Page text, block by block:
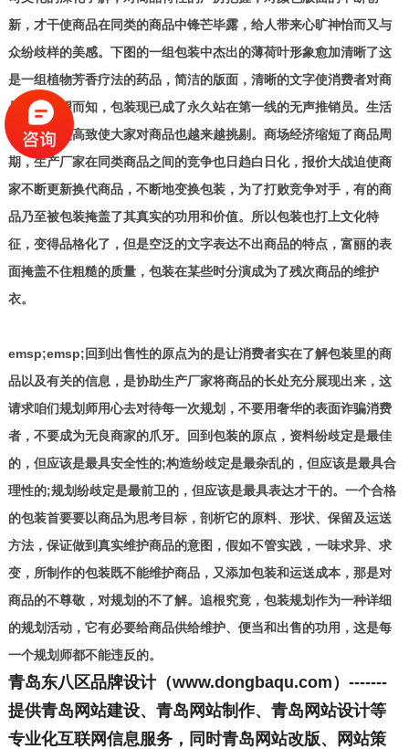
新，才干使商品在同类的商品中锋芒毕露，给人带来心旷神怡而又与
众纷歧样的美感。下图的一组包装中杰出的薄荷叶形象愈加清晰了这
是一组植物芳香疗法的药品，简洁的版面，清晰的文字使消费者对商
品类别一望而知，包装现已成了永久站在第一线的无声推销员。生活
水平不断提高致使大家对商品也越来越挑剔。商场经济缩短了商品周
期，生产厂家在同类商品之间的竞争也日趋白日化，报价大战迫使商
家不断更新换代商品，不断地变换包装，为了打败竞争对手，有的商
品乃至被包装掩盖了其真实的功用和价值。所以包装也打上文化特
征，变得品格化了，但是空泛的文字表达不出商品的特点，富丽的表
面掩盖不住粗糙的质量，包装在某些时分演成为了残次商品的维护
衣。
emsp;emsp;回到出售性的原点为的是让消费者实在了解包装里的商
品以及有关的信息，是协助生产厂家将商品的长处充分展现出来，这
请求咱们规划师用心去对待每一次规划，不要用奢华的表面诈骗消费
者，不要成为无良商家的爪牙。回到包装的原点，资料纷歧定是最佳
的，但应该是最具安全性的;构造纷歧定是最杂乱的，但应该是最具合
理性的;规划纷歧定是最前卫的，但应该是最具表达才干的。一个合格
的包装首要要以商品为思考目标，剖析它的原料、形状、保留及运送
方法，保证做到真实维护商品的意图，假如不管实践，一味求异、求
变，所制作的包装既不能维护商品，又添加包装和运送成本，那是对
商品的不尊敬，对规划的不了解。追根究竟，包装规划作为一种详细
的规划活动，它有必要给商品供给维护、便当和出售的功用，这是每
一个规划师都不能违反的。
青岛东八区品牌设计（www.dongbaqu.com）-------
提供青岛网站建设、青岛网站制作、青岛网站设计等
专业化互联网信息服务，同时青岛网站改版、网站策